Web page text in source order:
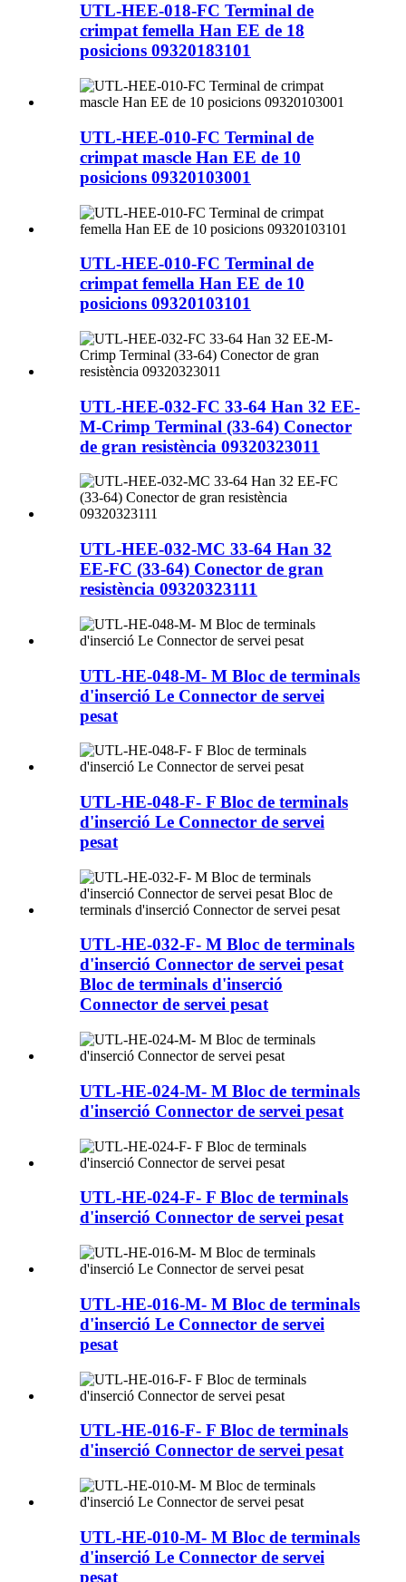
UTL-HEE-018-FC Terminal de
crimpat femella Han EE de 18
posicions 09320183101
UTL-HEE-010-FC Terminal de
crimpat mascle Han EE de 10
posicions 09320103001
UTL-HEE-010-FC Terminal de
crimpat femella Han EE de 10
posicions 09320103101
UTL-HEE-032-FC 33-64 Han 32 EE-
M-Crimp Terminal (33-64) Conector
de gran resistència 09320323011
UTL-HEE-032-MC 33-64 Han 32
EE-FC (33-64) Conector de gran
resistència 09320323111
UTL-HE-048-M- M Bloc de terminals
d'inserció Le Connector de servei
pesat
UTL-HE-048-F- F Bloc de terminals
d'inserció Le Connector de servei
pesat
UTL-HE-032-F- M Bloc de terminals
d'inserció Connector de servei pesat
Bloc de terminals d'inserció
Connector de servei pesat
UTL-HE-024-M- M Bloc de terminals
d'inserció Connector de servei pesat
UTL-HE-024-F- F Bloc de terminals
d'inserció Connector de servei pesat
UTL-HE-016-M- M Bloc de terminals
d'inserció Le Connector de servei
pesat
UTL-HE-016-F- F Bloc de terminals
d'inserció Connector de servei pesat
UTL-HE-010-M- M Bloc de terminals
d'inserció Le Connector de servei
pesat